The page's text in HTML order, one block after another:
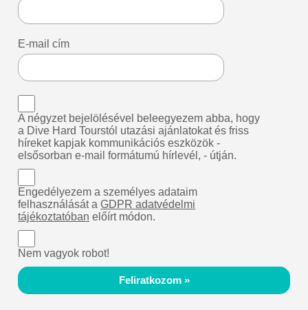
E-mail cím
A négyzet bejelölésével beleegyezem abba, hogy
a Dive Hard Tourstól utazási ajánlatokat és friss
híreket kapjak kommunikációs eszközök -
elsősorban e-mail formátumú hírlevél, - útján.
Engedélyezem a személyes adataim
felhasználását aGDPR adatvédelmi
tájékoztatóban előírt módon.
Nem vagyok robot!
Feliratkozom »